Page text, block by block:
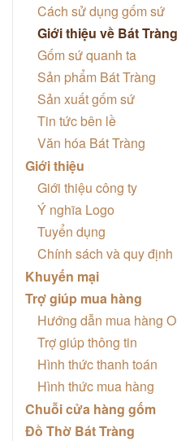
Cách sử dụng gốm sứ
Giới thiệu về Bát Tràng
Gốm sứ quanh ta
Sản phẩm Bát Tràng
Sản xuất gốm sứ
Tin tức bên lề
Văn hóa Bát Tràng
Giới thiệu
Giới thiệu công ty
Ý nghĩa Logo
Tuyển dụng
Chính sách và quy định
Khuyến mại
Trợ giúp mua hàng
Hướng dẫn mua hàng
Trợ giúp thông tin
Hình thức thanh toán
Hình thức mua hàng
Chuỗi cửa hàng gốm
Đồ Thờ Bát Tràng